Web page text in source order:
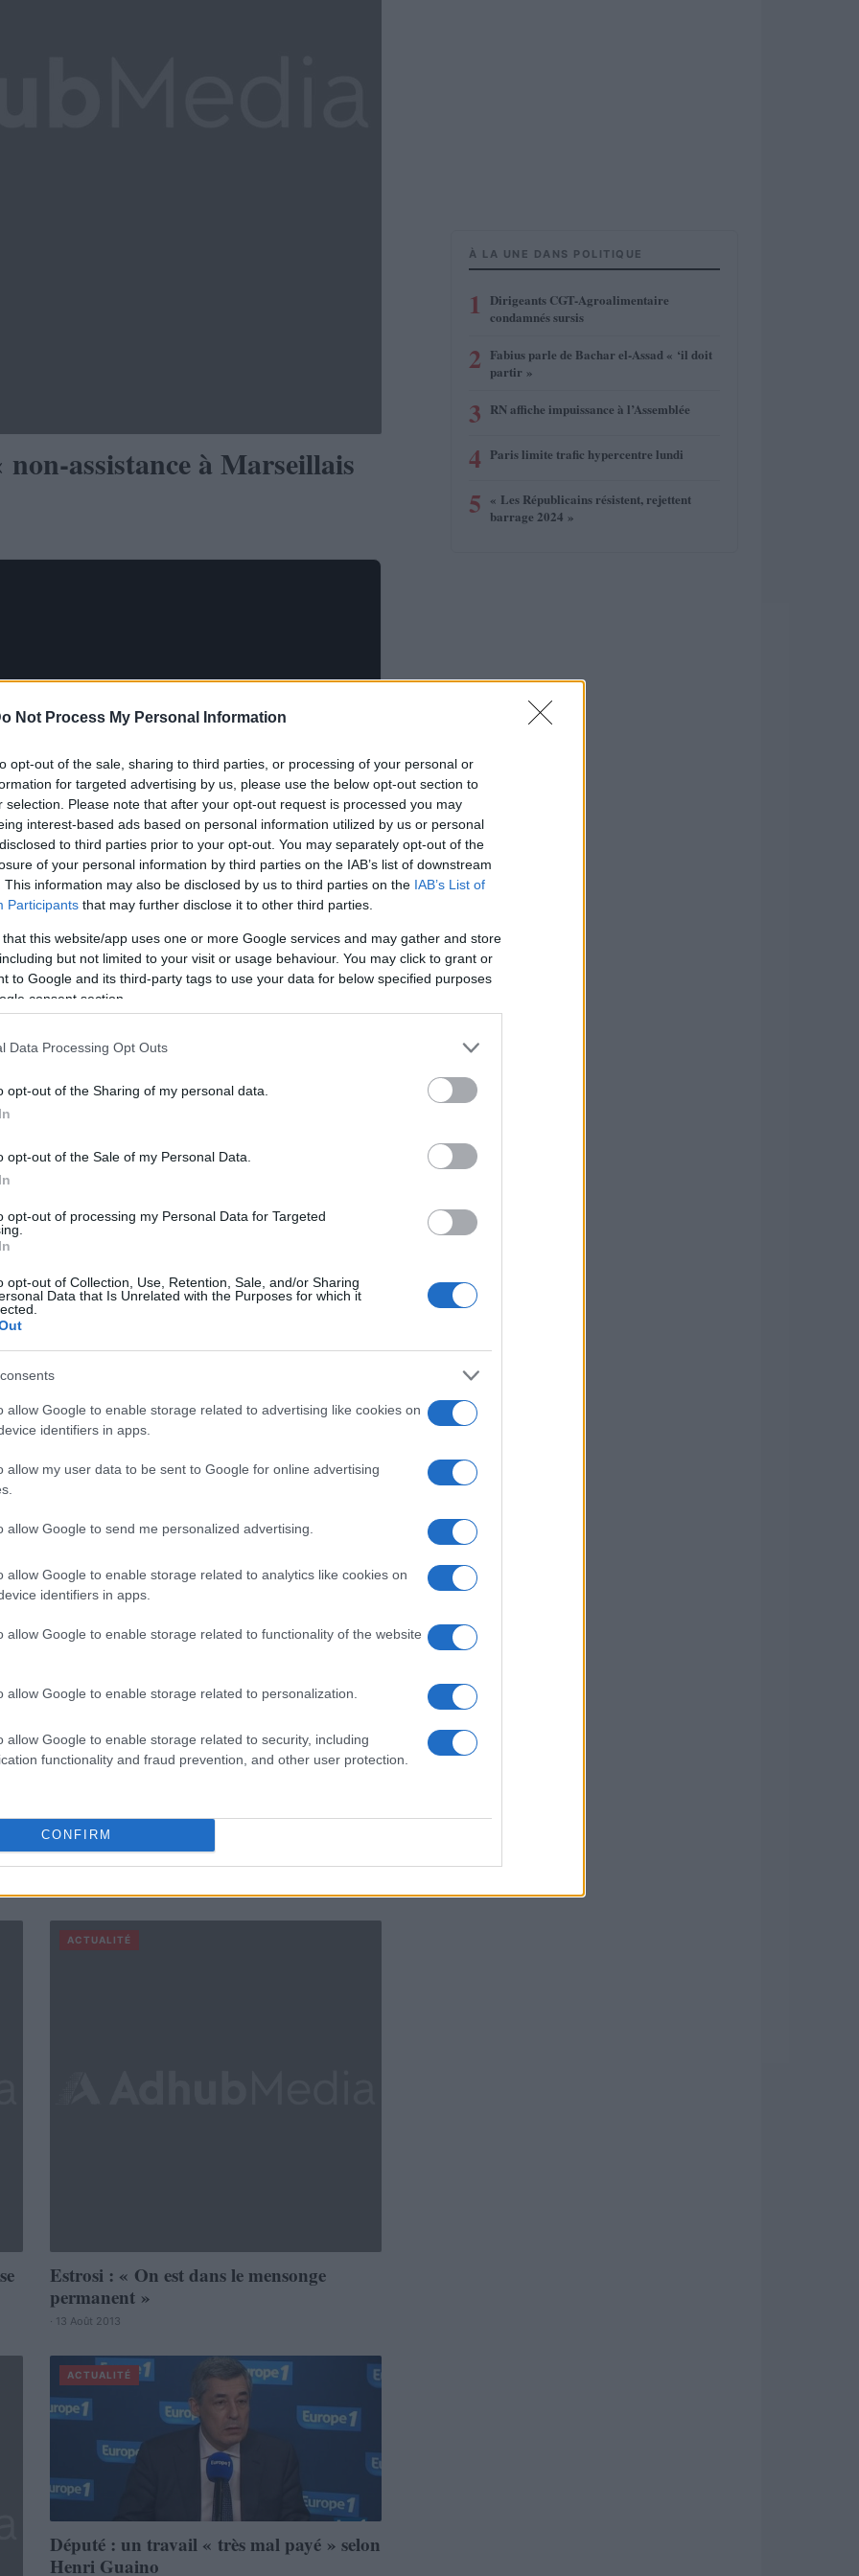
Not Process My Personal Information
opt-out of the sale, sharing to third parties, or processing of your personal or
for targeted advertising by us, please use the below opt-out section to
selection. Please note that after your opt-out request is processed you may
interest-based ads based on personal information utilized by us or personal
to third parties prior to your opt-out. You may separately opt-out of the
of your personal information by third parties on the IAB’s list of downstream
This information may also be disclosed by us to third parties on the IAB’s List of
Participants that may further disclose it to other third parties.
that this website/app uses one or more Google services and may gather and store
but not limited to your visit or usage behaviour. You may click to grant or
to Google and its third-party tags to use your data for below specified purposes
consent section.
Data Processing Opt Outs
opt-out of the Sharing of my personal data.
opt-out of the Sale of my Personal Data.
opt-out of processing my Personal Data for Targeted
opt-out of Collection, Use, Retention, Sale, and/or Sharing
Data that Is Unrelated with the Purposes for which it
allow Google to enable storage related to advertising like cookies on
identifiers in apps.
allow my user data to be sent to Google for online advertising
allow Google to send me personalized advertising.
allow Google to enable storage related to analytics like cookies on
identifiers in apps.
allow Google to enable storage related to functionality of the website
allow Google to enable storage related to personalization.
allow Google to enable storage related to security, including
functionality and fraud prevention, and other user protection.
CONFIRM
assistance à Marseillais
ACTUALITÉ
Réformes des retraites : l’éventuelle hausse
de la CSG se confirme
· 20 Août 2013
Retraites : Le Guen contre une hausse de
· 16 Août 2013
ACTUALITÉ
Estrosi : « On est dans le mensonge
permanent »
· 13 Août 2013
ACTUALITÉ
Député : un travail « très mal payé » selon
Henri Guaino
À LA UNE DANS POLITIQUE
1
Dirigeants CGT-Agroalimentaire
condamnés sursis
2 Fabius parle de Bachar el-Assad « ‘il doit
partir »
3 RN affiche impuissance à l’Assemblée
4 Paris limite trafic hypercentre lundi
5 « Les Républicains résistent, rejettent
barrage 2024 »